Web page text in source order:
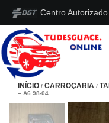
Centro
INÍCIO / CARROÇARIA /
– A6 98-04